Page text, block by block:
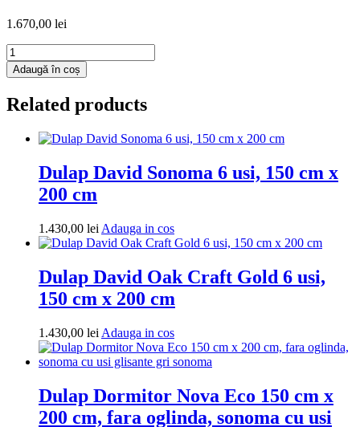
1.670,00 lei
Cantitate
Dulap
Dormitor
Eco
sonoma
sonoma
Adaugă în coș
Related products
Dulap David Sonoma 6 usi, 150 cm x
200 cm
1.430,00 lei Adauga in cosAdauga
in
Dulap David Oak Craft Gold 6 usi,
150 cm x 200 cm
1.430,00 lei Adauga in cosAdauga
in
cos
Dulap Dormitor Nova Eco 150 cm x
200 cm, fara oglinda, sonoma cu usi